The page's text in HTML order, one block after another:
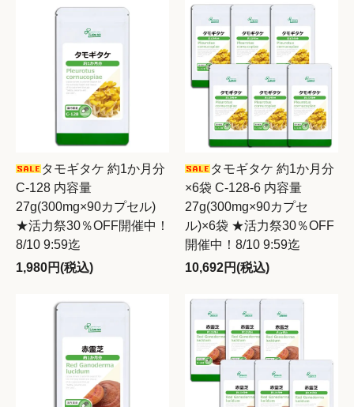
タモギタケ 約1か月分
C-128 内容量
27g(300mg×90カプセル)
★活力祭30％OFF開催中！
8/10 9:59迄
1,980円(税込)
タモギタケ 約1か月分
×6袋 C-128-6 内容量
27g(300mg×90カプセ
ル)×6袋 ★活力祭30％OFF
開催中！8/10 9:59迄
10,692円(税込)